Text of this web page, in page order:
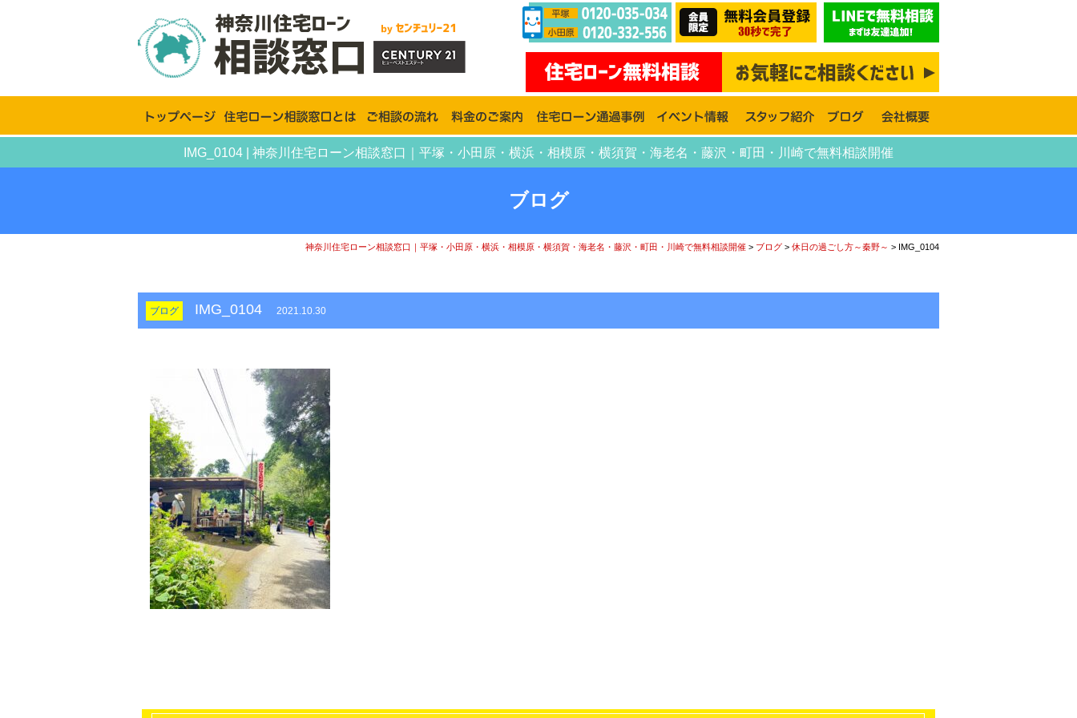
IMG_0104 | 神奈川住宅ローン相談窓口｜平塚・小田原・横浜・相模原・横須賀・海老名・藤沢・町田・川崎で無料相談開催
ブログ
神奈川住宅ローン相談窓口｜平塚・小田原・横浜・相模原・横須賀・海老名・藤沢・町田・川崎で無料相談開催 > ブログ > 休日の過ごし方～秦野～ > IMG_0104
ブログ IMG_0104 2021.10.30